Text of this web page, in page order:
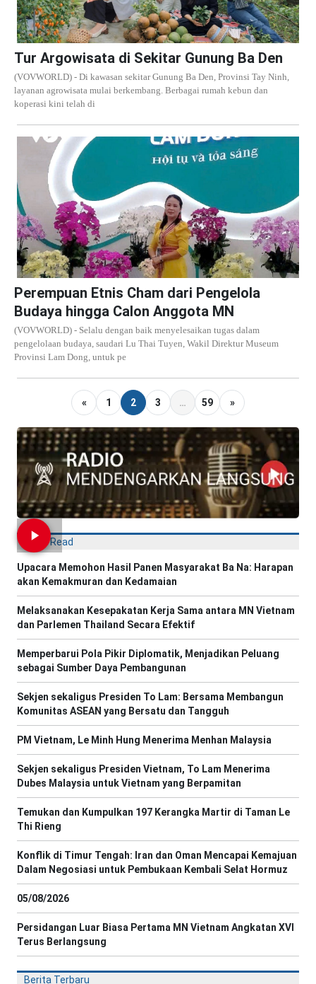
Tur Argowisata di Sekitar Gunung Ba Den
(VOVWORLD) - Di kawasan sekitar Gunung Ba Den, Provinsi Tay Ninh,
layanan agrowisata mulai berkembang. Berbagai rumah kebun dan
koperasi kini telah di
Perempuan Etnis Cham dari Pengelola
Budaya hingga Calon Anggota MN
(VOVWORLD) - Selalu dengan baik menyelesaikan tugas dalam
pengelolaan budaya, saudari Lu Thai Tuyen, Wakil Direktur Museum
Provinsi Lam Dong, untuk pe
« 1 2 3 … 59 »
Most Read
Upacara Memohon Hasil Panen Masyarakat Ba Na: Harapan
akan Kemakmuran dan Kedamaian
Melaksanakan Kesepakatan Kerja Sama antara MN Vietnam
dan Parlemen Thailand Secara Efektif
Memperbarui Pola Pikir Diplomatik, Menjadikan Peluang
sebagai Sumber Daya Pembangunan
Sekjen sekaligus Presiden To Lam: Bersama Membangun
Komunitas ASEAN yang Bersatu dan Tangguh
PM Vietnam, Le Minh Hung Menerima Menhan Malaysia
Sekjen sekaligus Presiden Vietnam, To Lam Menerima
Dubes Malaysia untuk Vietnam yang Berpamitan
Temukan dan Kumpulkan 197 Kerangka Martir di Taman Le
Thi Rieng
Konflik di Timur Tengah: Iran dan Oman Mencapai Kemajuan
Dalam Negosiasi untuk Pembukaan Kembali Selat Hormuz
05/08/2026
Persidangan Luar Biasa Pertama MN Vietnam Angkatan XVI
Terus Berlangsung
Berita Terbaru